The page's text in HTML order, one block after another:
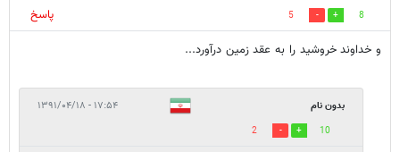
8
5
پاسخ
و خداوند خروشيد را به عقد زمين درآورد...
بدون نام ۱۷:۵۴ - ۱۳۹۱/۰۴/۱۸
10
2